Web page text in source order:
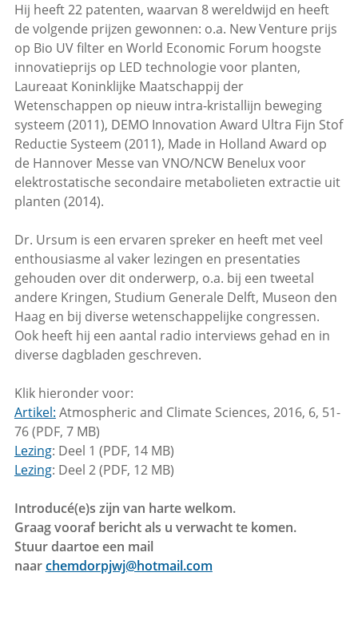
Hij heeft 22 patenten, waarvan 8 wereldwijd en heeft
de volgende prijzen gewonnen: o.a. New Venture prijs
op Bio UV filter en World Economic Forum hoogste
innovatieprijs op LED technologie voor planten,
Laureaat Koninklijke Maatschappij der
Wetenschappen op nieuw intra-kristallijn beweging
systeem (2011), DEMO Innovation Award Ultra Fijn Stof
Reductie Systeem (2011), Made in Holland Award op
de Hannover Messe van VNO/NCW Benelux voor
elektrostatische secondaire metabolieten extractie uit
planten (2014).
Dr. Ursum is een ervaren spreker en heeft met veel
enthousiasme al vaker lezingen en presentaties
gehouden over dit onderwerp, o.a. bij een tweetal
andere Kringen, Studium Generale Delft, Museon den
Haag en bij diverse wetenschappelijke congressen.
Ook heeft hij een aantal radio interviews gehad en in
diverse dagbladen geschreven.
Klik hieronder voor:
Artikel: Atmospheric and Climate Sciences, 2016, 6, 51-
76 (PDF, 7 MB)
Lezing: Deel 1 (PDF, 14 MB)
Lezing: Deel 2 (PDF, 12 MB)
Introducé(e)s zijn van harte welkom.
Graag vooraf bericht als u verwacht te komen.
Stuur daartoe een mail
naarchemdorpjwj@hotmail.com